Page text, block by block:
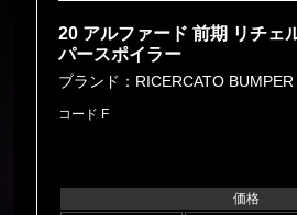
20 アルファード 前期 リチェ
パースポイラー
ブランド：RICERCATO
コード F
価格